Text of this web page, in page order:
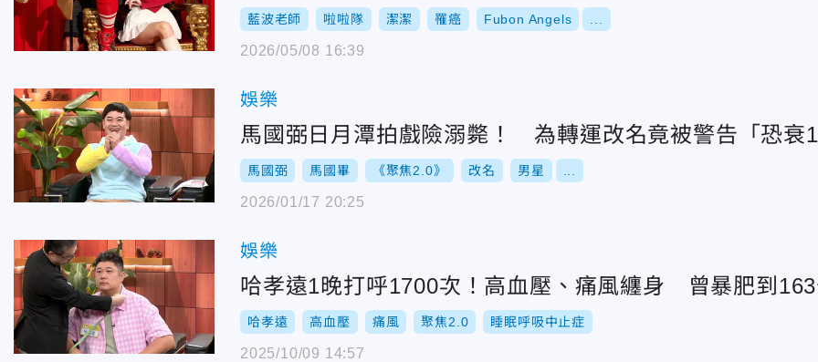
藍波老師 啦啦隊 潔潔 罹癌 Fubon Angels
2026/05/08 16:39
娛樂
馬國弼日月潭拍戲險溺斃！ 為轉運改名竟被警告「恐衰
馬國弼 馬國畢 《聚焦2.0》 改名 男星
2026/01/17 20:25
娛樂
哈孝遠1晚打呼1700次！高血壓、痛風纏身 曾暴肥到
哈孝遠 高血壓 痛風 聚焦2.0 睡眠呼吸中止症
2025/10/09 14:57